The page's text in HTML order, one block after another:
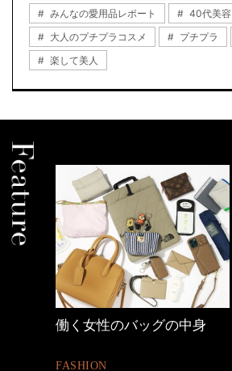
みんなの愛用品レポート
40代美容
大人のプチプラコスメ
プチプラ
楽して美人
働く女性のバッグの中身
FASHION